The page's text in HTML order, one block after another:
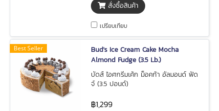
สั่งซื้อสินค้า
เปรียบเทียบ
Best Seller
Bud's Ice Cream Cake Mocha
Almond Fudge (3.5 Lb.)
บัดส์ ไอศกรีมเค้ก ม็อคก้า อัลมอนด์ ฟัด
จ์ (3.5 ปอนด์)
฿1,299